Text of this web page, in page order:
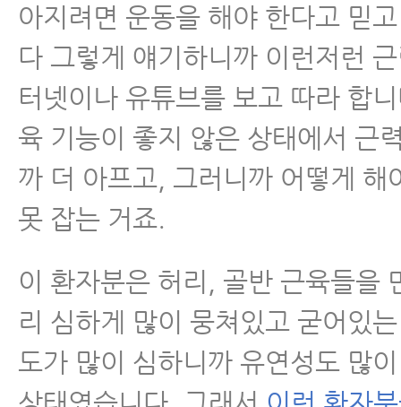
아지려면 운동을 해야 한다고 믿
다 그렇게 얘기하니까 이런저런
터넷이나 유튜브를 보고 따라 합
육 기능이 좋지 않은 상태에서 근
까 더 아프고, 그러니까 어떻게 해
못 잡는 거죠.
이 환자분은 허리, 골반 근육들을
리 심하게 많이 뭉쳐있고 굳어있
도가 많이 심하니까 유연성도 많